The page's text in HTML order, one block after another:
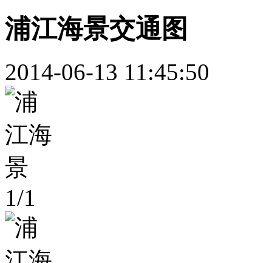
浦江海景交通图
2014-06-13 11:45:50
1/1